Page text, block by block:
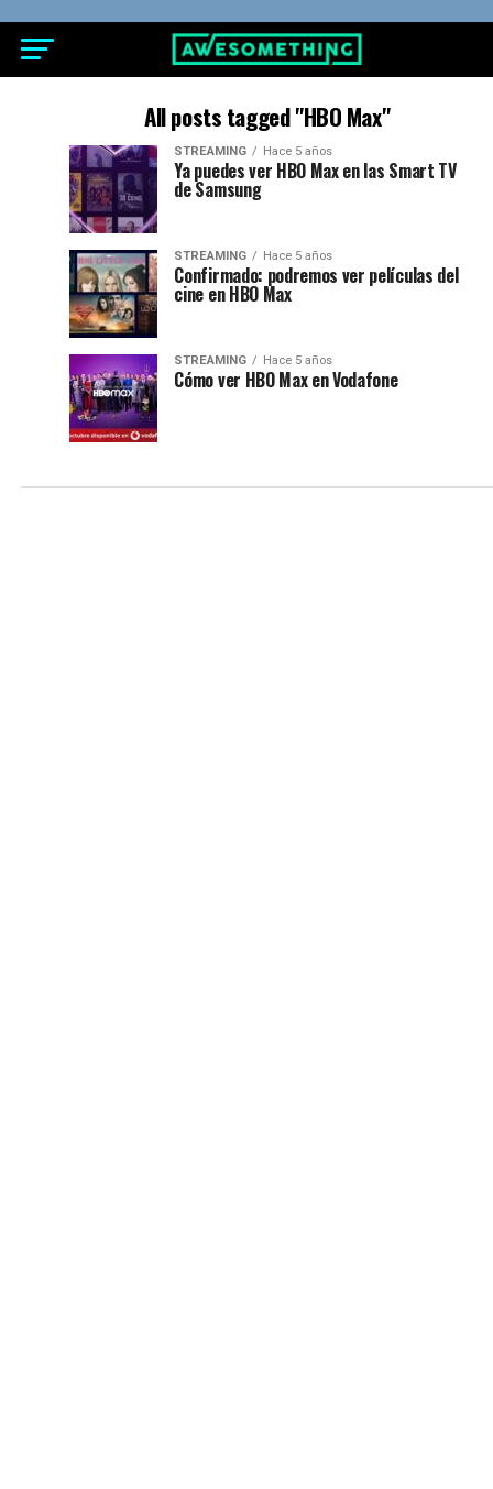
All posts tagged "HBO Max"
STREAMING Hace 5 años
Ya puedes ver HBO Max en las Smart TV
de Samsung
STREAMING Hace 5 años
Confirmado: podremos ver películas del
cine en HBO Max
STREAMING Hace 5 años
Cómo ver HBO Max en Vodafone